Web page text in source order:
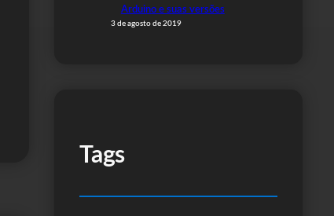
Arduino e suas versões
3 de agosto de 2019
Tags